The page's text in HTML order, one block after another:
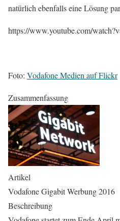
natürlich ebenfalls eine Lösung
https://www.youtube.com/
Foto: Vodafone Medien auf Flickr
Zusammenfassung
Artikel
Vodafone Gigabit Werbung 2016
Beschreibung